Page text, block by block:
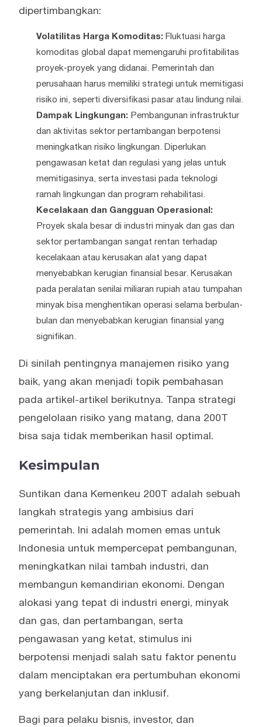
dipertimbangkan:
Volatilitas Harga Komoditas: Fluktuasi harga
komoditas global dapat memengaruhi profitabilitas
proyek-proyek yang didanai. Pemerintah dan
perusahaan harus memiliki strategi untuk memitigasi
risiko ini, seperti diversifikasi pasar atau lindung nilai.
Dampak Lingkungan: Pembangunan infrastruktur
dan aktivitas sektor pertambangan berpotensi
meningkatkan risiko lingkungan. Diperlukan
pengawasan ketat dan regulasi yang jelas untuk
memitigasinya, serta investasi pada teknologi
ramah lingkungan dan program rehabilitasi.
Kecelakaan dan Gangguan Operasional:
Proyek skala besar di industri minyak dan gas dan
sektor pertambangan sangat rentan terhadap
kecelakaan atau kerusakan alat yang dapat
menyebabkan kerugian finansial besar. Kerusakan
pada peralatan senilai miliaran rupiah atau tumpahan
minyak bisa menghentikan operasi selama berbulan-
bulan dan menyebabkan kerugian finansial yang
signifikan.
Di sinilah pentingnya manajemen risiko yang
baik, yang akan menjadi topik pembahasan
pada artikel-artikel berikutnya. Tanpa strategi
pengelolaan risiko yang matang, dana 200T
bisa saja tidak memberikan hasil optimal.
Kesimpulan
Suntikan dana Kemenkeu 200T adalah sebuah
langkah strategis yang ambisius dari
pemerintah. Ini adalah momen emas untuk
Indonesia untuk mempercepat pembangunan,
meningkatkan nilai tambah industri, dan
membangun kemandirian ekonomi. Dengan
alokasi yang tepat di industri energi, minyak
dan gas, dan pertambangan, serta
pengawasan yang ketat, stimulus ini
berpotensi menjadi salah satu faktor penentu
dalam menciptakan era pertumbuhan ekonomi
yang berkelanjutan dan inklusif.
Bagi para pelaku bisnis, investor, dan